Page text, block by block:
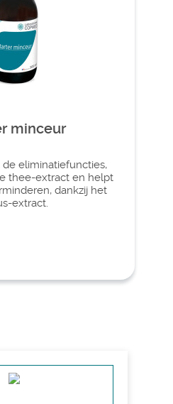
minceur
eliminatiefuncties,
thee-extract en helpt
dankzij het
extract.